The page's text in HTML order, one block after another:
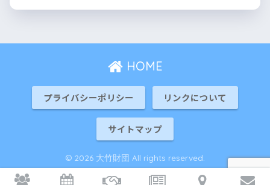
HOME
プライバシーポリシー リンクについて
サイトマップ
© 2026 大竹財団 All rights reserved.